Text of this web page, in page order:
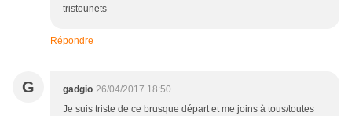
tristounets
Répondre
G gadgio 26/04/2017 18:50
Je suis triste de ce brusque départ et me joins à tous/toutes